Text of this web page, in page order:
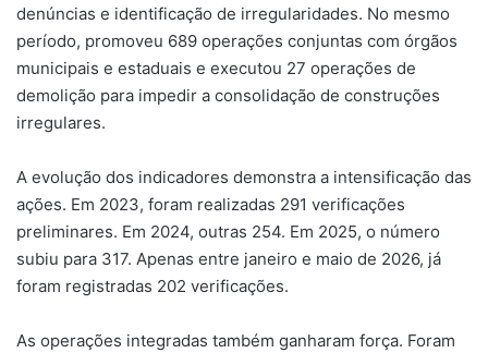
denúncias e identificação de irregularidades. No mesmo
período, promoveu 689 operações conjuntas com órgãos
municipais e estaduais e executou 27 operações de
demolição para impedir a consolidação de construções
irregulares.
A evolução dos indicadores demonstra a intensificação das
ações. Em 2023, foram realizadas 291 verificações
preliminares. Em 2024, outras 254. Em 2025, o número
subiu para 317. Apenas entre janeiro e maio de 2026, já
foram registradas 202 verificações.
As operações integradas também ganharam força. Foram